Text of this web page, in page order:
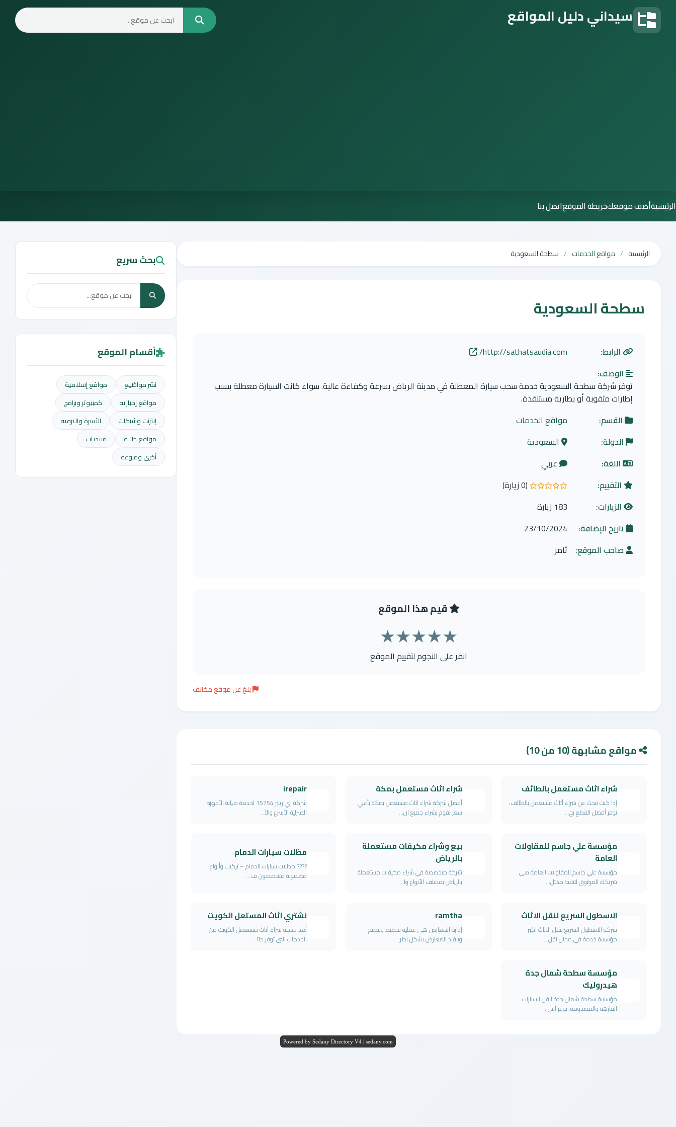
سيداني دليل المواقع
الرئيسيةأضف موقعكخريطة الموقعاتصل بنا
الرئيسية مواقع الخدمات سطحة السعودية
سطحة السعودية
الرابط:
http://sathatsaudia.com/
الوصف:
توفر شركة سطحة السعودية خدمة سحب سيارة المعطلة في مدينة الرياض بسرعة وكفاءة عالية. سواء كانت السيارة معطلة بسبب
إطارات مثقوبة أو بطارية مستنفدة.
القسم:
مواقع الخدمات
الدولة:
السعودية
اللغة:
عربي
التقييم:
0.0 من 5 نجوم
(0 زيارة)
الزيارات:
183 زيارة
تاريخ الإضافة:
23/10/2024
صاحب الموقع: ثامر
قيم هذا الموقع
★
★
★
★
★
انقر على النجوم لتقييم الموقع
بلغ عن موقع مخالف
مواقع مشابهة (10 من 10)
شراء اثاث مستعمل بالطائف
إذا كنت تبحث عن شراء أثاث مستعمل بالطائف،
نوفر أفضل القطع بح...
شراء اثاث مستعمل بمكة
أفضل شركة شراء اثاث مستعمل بمكة بأعلي
سعر نقوم بشراء جميع ان...
irepair
شركة اي ريبير 15754 لخدمة صيانة الأجهزة
المنزلية الأسرع والأ...
مؤسسة علي جاسم للمقاولات
العامة
مؤسسة علي جاسم للمقاولات العامة هي
شريكك الموثوق لتنفيذ مختل...
بيع وشراء مكيفات مستعملة
بالرياض
شركة متخصصة في شراء مكيفات مستعملة
بالرياض بمختلف الأنواع وا...
مظلات سيارات الدمام
???? مظلات سيارات الدمام – تركيب وأنواع
مضمونة متخصصون ف...
الاسطول السريع لنقل الاثاث
شركة الاسطول السريع لنقل الاثاث اكبر
مؤسسة خدمة في مجال نقل ...
ramtha
إدارة المعارض هي عملية تخطيط وتنظيم
وتنفيذ المعارض بشكل احتر...
نشتري اثاث المستعل الكويت
تُعد خدمة شراء أثاث مستعمل الكويت من
الخدمات التي توفر حلاً ...
مؤسسة سطحة شمال جدة
هيدروليك
مؤسسة سطحة شمال جدة لنقل السيارات
الفارهة والمصدومة. نوفر أس...
بحث سريع
أقسام الموقع
نشر مواضيع
مواقع إسلامية
مواقع إخباريه
كمبيوتر وبرامج
إنترنت وشبكات
الأسرة والترفيه
مواقع طبيه
منتديات
أخرى ومنوعه
Powered by Sedany Directory V4 | sedany.com